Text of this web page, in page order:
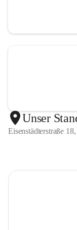
Unser
Eisenstädterstraße